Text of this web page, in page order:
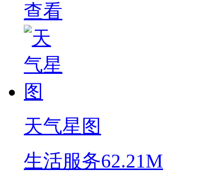
查看
天气星图
生活服务62.21M